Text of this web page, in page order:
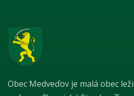
Obec Medveďov je malá obec